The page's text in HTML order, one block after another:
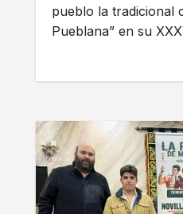
pueblo la tradicional
Pueblana” en su